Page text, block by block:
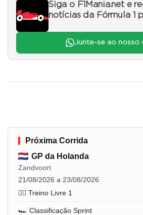
Siga o F1Mania.net e
notícias da Fórmula 1
Junte-se ao nosso
Próxima Corrida
GP da Holanda
Zandvoort
21/08/2026 a 23/08/2026
🏋️‍♂️ Treino Livre 1
🏎️ Classificação Sprint